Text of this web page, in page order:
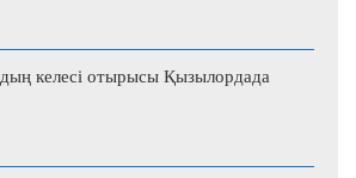
келесі отырысы Қызылордада